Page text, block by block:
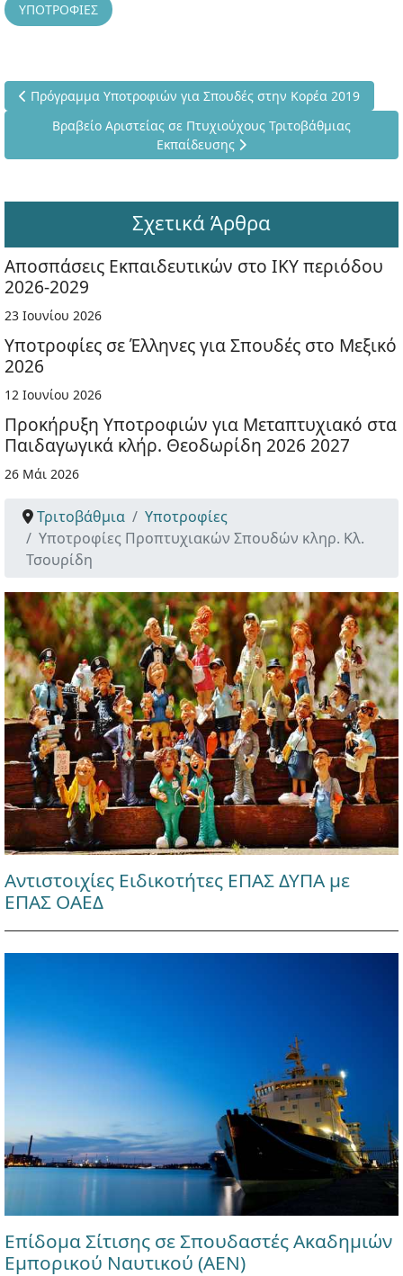
ΥΠΟΤΡΟΦΙΕΣ
Προηγούμενο άρθρο: Πρόγραμμα Υποτροφιών για Σπουδές
Πρόγραμμα Υποτροφιών για Σπουδές στην Κορέα 2019
Επόμενο άρθρο: Βραβείο Αριστείας σε Πτυχιούχους
Βραβείο Αριστείας σε Πτυχιούχους Τριτοβάθμιας
Εκπαίδευσης
Σχετικά Άρθρα
Αποσπάσεις Εκπαιδευτικών στο ΙΚΥ περιόδου
2026-2029
23 Ιουνίου 2026
Υποτροφίες σε Έλληνες για Σπουδές στο Μεξικό
2026
12 Ιουνίου 2026
Προκήρυξη Υποτροφιών για Μεταπτυχιακό στα
Παιδαγωγικά κλήρ. Θεοδωρίδη 2026 2027
26 Μάι 2026
Τριτοβάθμια
Υποτροφίες
Υποτροφίες Προπτυχιακών Σπουδών κληρ. Κλ.
Τσουρίδη
Αντιστοιχίες Ειδικοτήτες ΕΠΑΣ ΔΥΠΑ με
ΕΠΑΣ ΟΑΕΔ
Επίδομα Σίτισης σε Σπουδαστές Ακαδημιών
Εμπορικού Ναυτικού (ΑΕΝ)